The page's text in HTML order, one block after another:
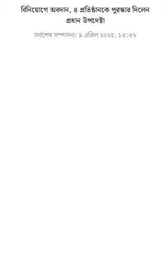
বিনিয়োগে অবদান, ৪ প্রতিষ্ঠানকে পুরস্কার দিলেন
প্রধান উপদেষ্টা
সর্বশেষ সম্পাদনা: ৯ এপ্রিল ২০২৫, ১৩:৩৮